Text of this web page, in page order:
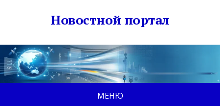
Новостной портал
МЕНЮ